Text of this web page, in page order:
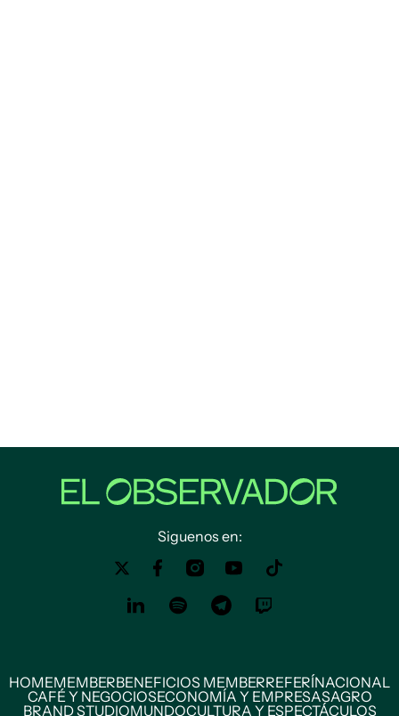
Siguenos en:
HOMEMEMBERBENEFICIOS MEMBERREFERÍNACIONAL
CAFÉ Y NEGOCIOSECONOMÍA Y EMPRESASAGRO
BRAND STUDIOMUNDOCULTURA Y ESPECTÁCULOS